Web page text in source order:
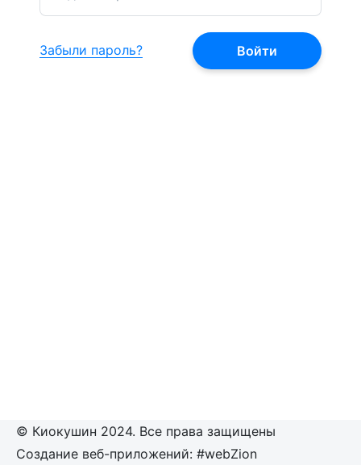
Забыли пароль?
© Киокушин 2024. Все права защищены
Создание веб-приложений: #webZion